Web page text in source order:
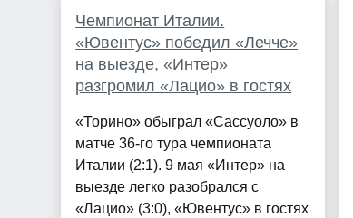
Чемпионат Италии.
«Ювентус» победил «Лечче»
на выезде, «Интер»
разгромил «Лацио» в гостях
«Торино» обыграл «Сассуоло» в
матче 36-го тура чемпионата
Италии (2:1). 9 мая «Интер» на
выезде легко разобрался с
«Лацио» (3:0), «Ювентус» в гостях